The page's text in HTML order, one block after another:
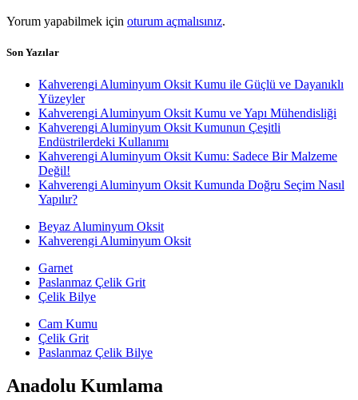
Yorum yapabilmek için oturum açmalısınız.
Son Yazılar
Kahverengi Aluminyum Oksit Kumu ile Güçlü ve Dayanıklı
Yüzeyler
Kahverengi Aluminyum Oksit Kumu ve Yapı Mühendisliği
Kahverengi Aluminyum Oksit Kumunun Çeşitli
Endüstrilerdeki Kullanımı
Kahverengi Aluminyum Oksit Kumu: Sadece Bir Malzeme
Değil!
Kahverengi Aluminyum Oksit Kumunda Doğru Seçim Nasıl
Yapılır?
Beyaz Aluminyum Oksit
Kahverengi Aluminyum Oksit
Garnet
Paslanmaz Çelik Grit
Çelik Bilye
Cam Kumu
Çelik Grit
Paslanmaz Çelik Bilye
Anadolu Kumlama